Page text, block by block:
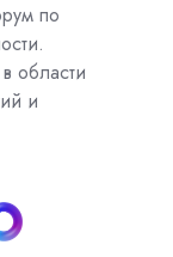
по
области
и